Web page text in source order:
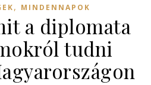
, MINDENNAPOK
a diplomata
tudni